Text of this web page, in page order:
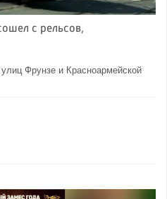
с рельсов,
Фрунзе и Красноармейской